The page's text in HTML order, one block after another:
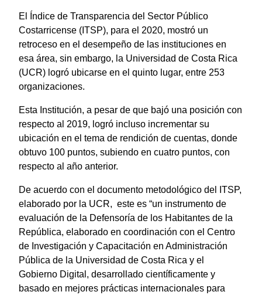
El Índice de Transparencia del Sector Público
Costarricense (ITSP), para el 2020, mostró un
retroceso en el desempeño de las instituciones en
esa área, sin embargo, la Universidad de Costa Rica
(UCR) logró ubicarse en el quinto lugar, entre 253
organizaciones.
Esta Institución, a pesar de que bajó una posición con
respecto al 2019, logró incluso incrementar su
ubicación en el tema de rendición de cuentas, donde
obtuvo 100 puntos, subiendo en cuatro puntos, con
respecto al año anterior.
De acuerdo con el documento metodológico del ITSP,
elaborado por la UCR, este es “un instrumento de
evaluación de la Defensoría de los Habitantes de la
República, elaborado en coordinación con el Centro
de Investigación y Capacitación en Administración
Pública de la Universidad de Costa Rica y el
Gobierno Digital, desarrollado científicamente y
basado en mejores prácticas internacionales para